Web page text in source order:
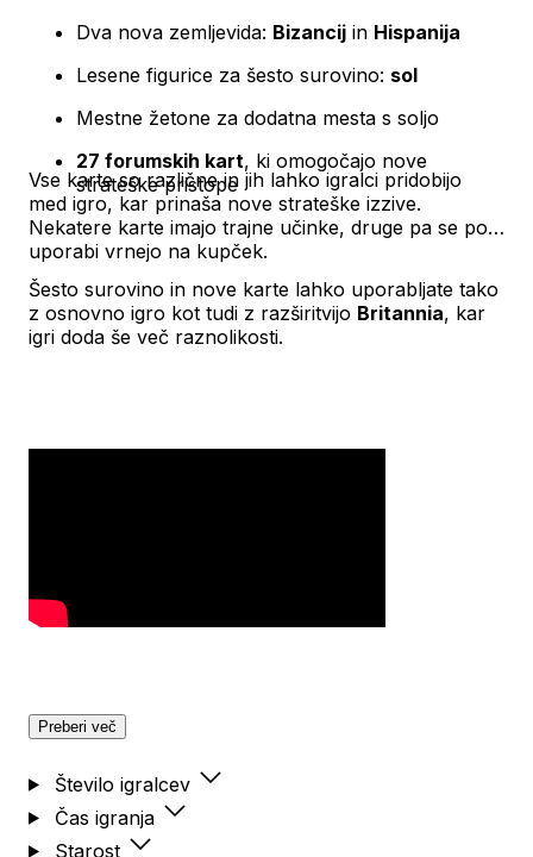
Dva nova zemljevida: Bizancij in Hispanija
Lesene figurice za šesto surovino: sol
Mestne žetone za dodatna mesta s soljo
27 forumskih kart, ki omogočajo nove
strateške pristope
Vse karte so različne in jih lahko igralci pridobijo
med igro, kar prinaša nove strateške izzive.
Nekatere karte imajo trajne učinke, druge pa se po
uporabi vrnejo na kupček.
Šesto surovino in nove karte lahko uporabljate tako
z osnovno igro kot tudi z razširitvijo Britannia, kar
igri doda še več raznolikosti.
Preberi več
Število igralcev
Čas igranja
Starost